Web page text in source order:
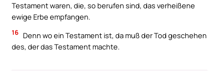
Testament waren, die, so berufen sind, das verheißene
ewige Erbe empfangen.
16 Denn wo ein Testament ist, da muß der Tod geschehen
des, der das Testament machte.